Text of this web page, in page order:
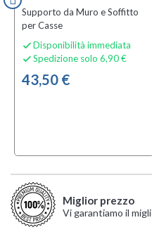
Supporto da Muro e Soffitto
per Casse
 Disponibilità immediata
 Spedizione solo 6,90 €
43,50 €
Miglior prezzo
Vi garantiamo il